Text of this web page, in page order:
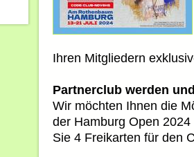
Ihren Mitgliedern
Partnerclub werden
Wir möchten Ihnen die
der Hamburg Open
Sie 4 Freikarten für den